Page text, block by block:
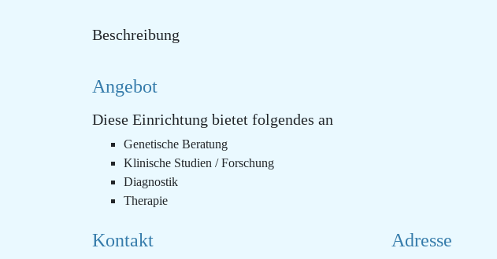
Beschreibung
Angebot
Diese Einrichtung bietet folgendes an
Genetische Beratung
Klinische Studien / Forschung
Diagnostik
Therapie
Kontakt Adresse